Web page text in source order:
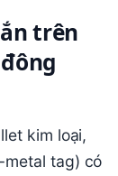
trên
kim loại,
metal tag) có